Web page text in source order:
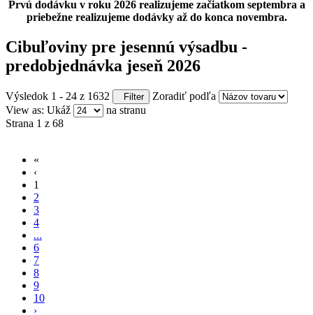
Prvú dodávku v roku 2026 realizujeme začiatkom septembra a
priebežne realizujeme dodávky až do konca novembra.
Cibuľoviny pre jesennú výsadbu -
predobjednávka jeseň 2026
Výsledok 1 - 24 z 1632 Filter
Zoradiť podľa
View as: Ukáž
na stranu
Strana 1 z 68
«
‹
1
2
3
4
...
6
7
8
9
10
›